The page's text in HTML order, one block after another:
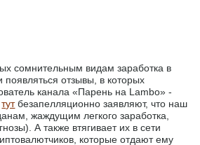
сомнительным видам заработка в
отзывы, в которых
канала «Парень на Lambo» -
тутбезапелляционно заявляют, что наш
жаждущим легкого заработка,
А также втягивает их в сети
которые отдают ему